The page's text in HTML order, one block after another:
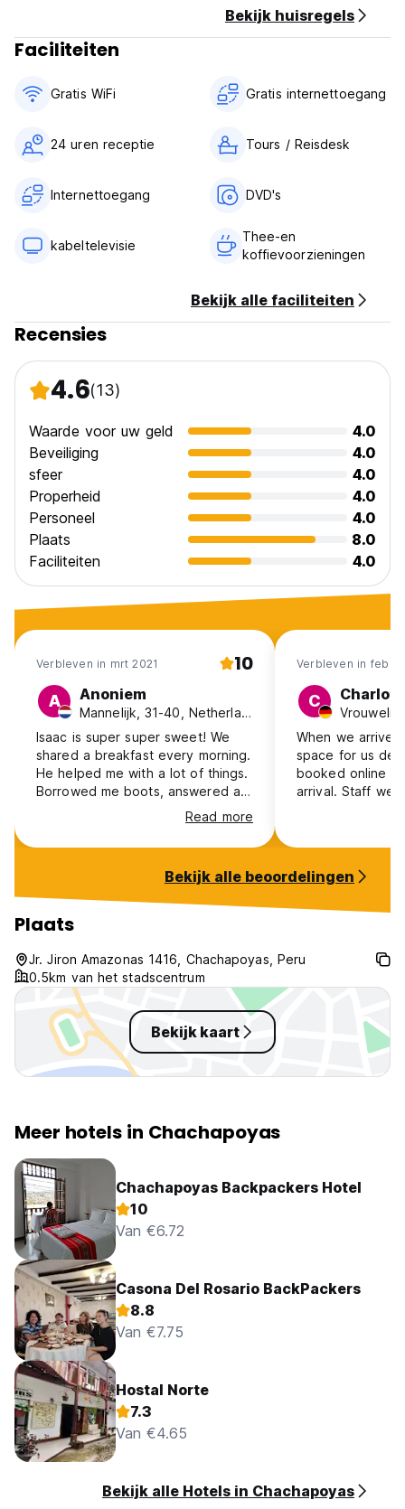
Geen avondklok
Geen bijzondere voorwaarden (Auto-translated from original
Bekijk huisregels
Faciliteiten
Gratis WiFi Gratis internettoegang
24 uren receptie Tours / Reisdesk
Internettoegang DVD's
kabeltelevisie
Thee-en
koffievoorzieningen
Bekijk alle faciliteiten
Recensies
4.6(13)
Waarde voor uw geld
4.0
Beveiliging
4.0
sfeer
4.0
Properheid
4.0
Personeel
4.0
Plaats
8.0
Faciliteiten
4.0
Verbleven in mrt 2021 10
A Anoniem
Mannelijk, 31-40, Netherlands
Isaac is super super sweet! We
shared a breakfast every morning.
He helped me with a lot of things.
Borrowed me boots, answered all
my questions and the place was
super relaxed! I can highly
recommend staying with Isaac! I
Read more
Verbleven in feb
C
When we
space for us
booked online
arrival. Staff
we still had to
Kitchen and
seconds. Our
well though, and
very good, with
walking
Bekijk alle beoordelingen
Plaats
Jr. Jiron Amazonas 1416, Chachapoyas, Peru
0.5km van het stadscentrum
Bekijk kaart
Meer hotels in Chachapoyas
Chachapoyas Backpackers Hotel
10
Van €6.72
Casona Del Rosario BackPackers
8.8
Van €7.75
Hostal Norte
7.3
Van €4.65
Bekijk alle Hotels in Chachapoyas